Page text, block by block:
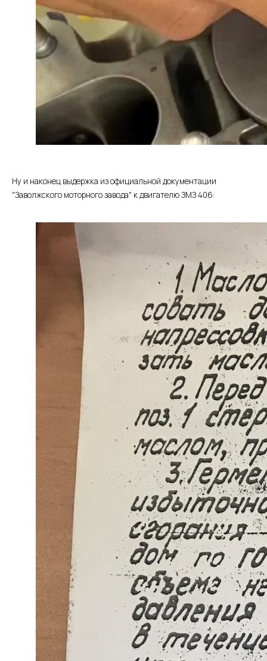
Ну и наконец выдержка из официальной документации
"Заволжского моторного завода" к двигателю ЗМЗ 406: